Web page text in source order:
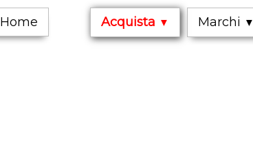
Home Acquista ▼ Marchi ▼